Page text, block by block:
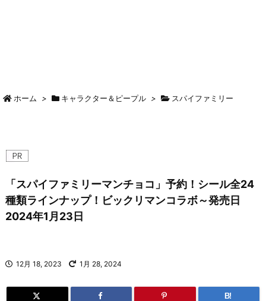
ホーム > キャラクター＆ピープル > スパイファミリー
「スパイファミリーマンチョコ」予約！シール全24
種類ラインナップ！ビックリマンコラボ～発売日
2024年1月23日
12月 18, 2023 1月 28, 2024
B!